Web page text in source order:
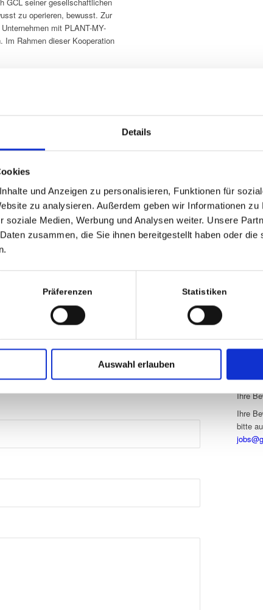
Details
und Anzeigen zu personalisieren, Funktionen für
zu analysieren. Außerdem geben wir Informationen zu
soziale Medien, Werbung und Analysen weiter. Unsere
zusammen, die Sie ihnen bereitgestellt haben oder
Präferenzen Statistiken
Auswahl erlauben
GCL seiner gesellschaftlichen
zu operieren, bewusst. Zur
mit PLANT-MY-
Rahmen dieser Kooperation
dem „Klimaneutral“-Siegel
Unternehmen erreicht.
PLANT-MY-TREE®.
Ihr
Fax:
Ihre
Ihre
bitte